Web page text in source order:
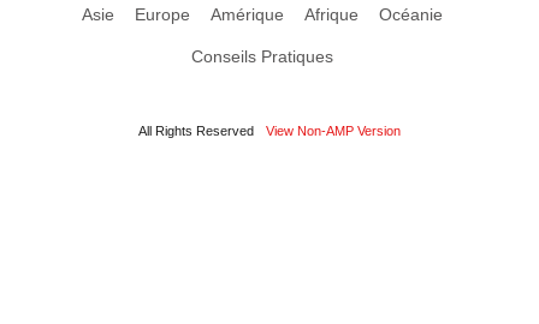
Asie Europe Amérique Afrique Océanie
Conseils Pratiques
All Rights Reserved View Non-AMP Version